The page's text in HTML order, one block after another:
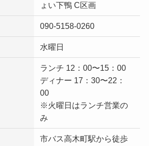
ょい下鴨 C区画
090-5158-0260
水曜日
ランチ 12：00〜15：00
ディナー 17：30〜22：
00
※火曜日はランチ営業の
み
市バス高木町駅から徒歩